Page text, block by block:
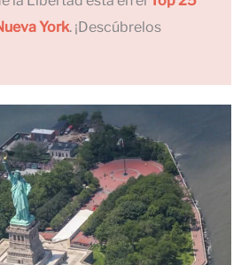
York. ¡Descúbrelos